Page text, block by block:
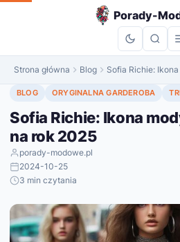
do
Porady-
Strona główna Blog Sofia Richie:
BLOG ORYGINALNA GARDEROBA
Sofia Richie: Ikona
na rok 2025
porady-modowe.pl
2024-10-25
3 min czytania